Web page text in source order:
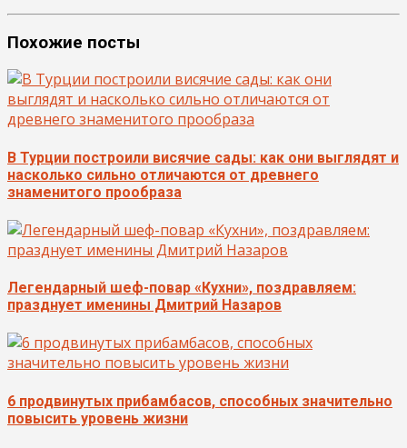
Похожие посты
В Турции построили висячие сады: как они выглядят и
насколько сильно отличаются от древнего
знаменитого прообраза
Легендарный шеф-повар «Кухни», поздравляем:
празднует именины Дмитрий Назаров
6 продвинутых прибамбасов, способных значительно
повысить уровень жизни